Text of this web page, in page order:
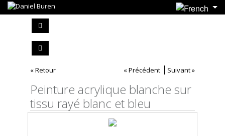
« Retour « Précédent Suivant »
Peinture acrylique blanche sur
tissu rayé blanc et bleu